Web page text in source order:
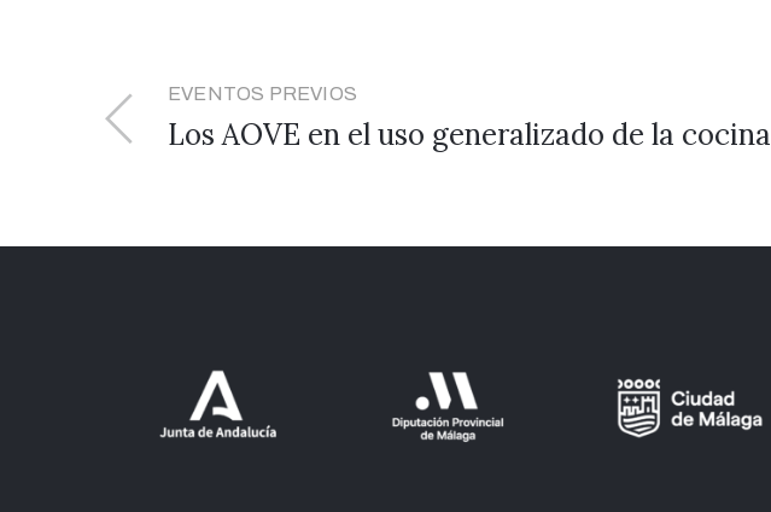
EVENTOS PREVIOS
Los AOVE en el uso generalizado de la cocina